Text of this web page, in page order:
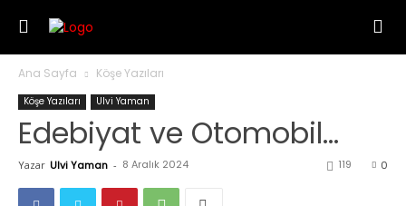
Ana Sayfa Köşe Yazıları
Köşe Yazıları Ulvi Yaman
Edebiyat ve Otomobil…
Yazar Ulvi Yaman - 8 Aralık 2024 0
119